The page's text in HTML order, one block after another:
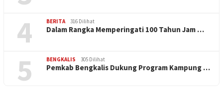
4 BERITA 316 Dilihat
Dalam Rangka Memperingati 100 Tahun Jam …
5 BENGKALIS 305 Dilihat
Pemkab Bengkalis Dukung Program Kampung …